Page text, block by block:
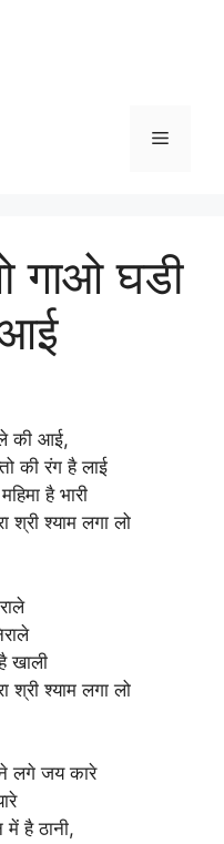
Menu
गाओ घडी
की आई,
की रंग है लाई
है भारी
श्री श्याम लगा लो
खाली
श्री श्याम लगा लो
लगे जय कारे
है ठानी,